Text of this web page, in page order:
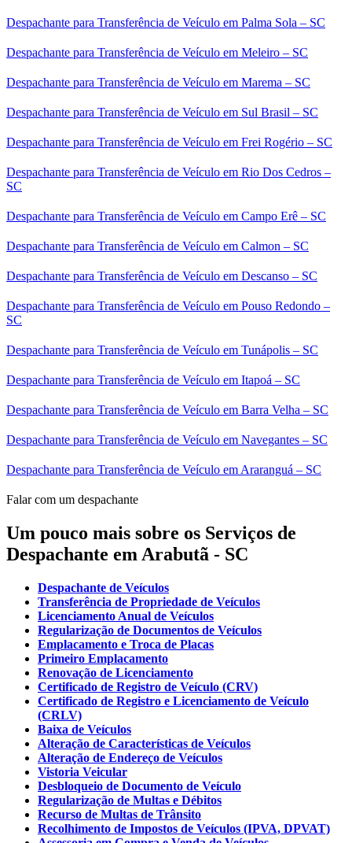
Despachante para Transferência de Veículo em Palma Sola – SC
Despachante para Transferência de Veículo em Meleiro – SC
Despachante para Transferência de Veículo em Marema – SC
Despachante para Transferência de Veículo em Sul Brasil – SC
Despachante para Transferência de Veículo em Frei Rogério – SC
Despachante para Transferência de Veículo em Rio Dos Cedros –
SC
Despachante para Transferência de Veículo em Campo Erê – SC
Despachante para Transferência de Veículo em Calmon – SC
Despachante para Transferência de Veículo em Descanso – SC
Despachante para Transferência de Veículo em Pouso Redondo –
SC
Despachante para Transferência de Veículo em Tunápolis – SC
Despachante para Transferência de Veículo em Itapoá – SC
Despachante para Transferência de Veículo em Barra Velha – SC
Despachante para Transferência de Veículo em Navegantes – SC
Despachante para Transferência de Veículo em Araranguá – SC
Falar com um despachante
Um pouco mais sobre os Serviços de
Despachante em Arabutã - SC
Despachante de Veículos
Transferência de Propriedade de Veículos
Licenciamento Anual de Veículos
Regularização de Documentos de Veículos
Emplacamento e Troca de Placas
Primeiro Emplacamento
Renovação de Licenciamento
Certificado de Registro de Veículo (CRV)
Certificado de Registro e Licenciamento de Veículo
(CRLV)
Baixa de Veículos
Alteração de Características de Veículos
Alteração de Endereço de Veículos
Vistoria Veicular
Desbloqueio de Documento de Veículo
Regularização de Multas e Débitos
Recurso de Multas de Trânsito
Recolhimento de Impostos de Veículos (IPVA, DPVAT)